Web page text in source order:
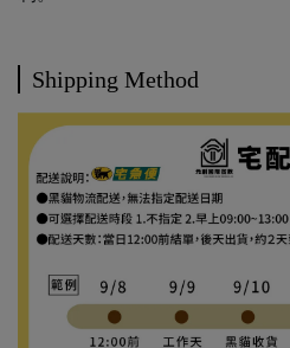
Shipping Method